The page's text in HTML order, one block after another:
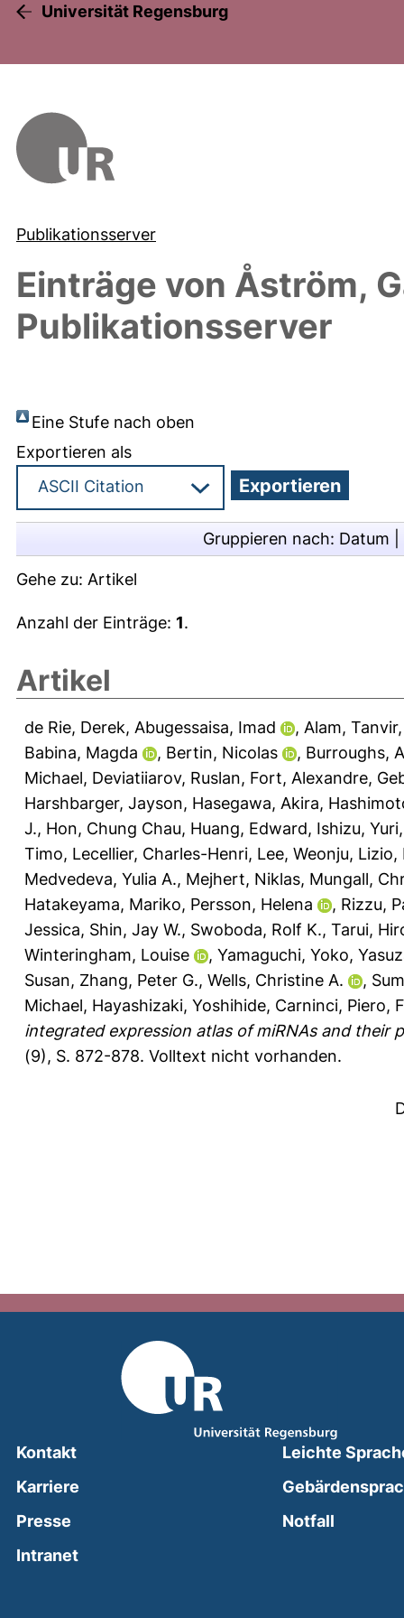
Universität Regensburg
Publikationsserver
Einträge von Åström,
Publikationsserver
Eine Stufe nach oben
Exportieren als
Gruppieren nach: Datum
Gehe zu: Artikel
Anzahl der Einträge: 1.
Artikel
de Rie, Derek, Abugessaisa, Imad , Alam, Tanvir
Babina, Magda
, Bertin, Nicolas , Burroughs,
Michael, Deviatiiarov, Ruslan, Fort, Alexandre,
Harshbarger, Jayson, Hasegawa, Akira,
J., Hon, Chung Chau, Huang, Edward, Ishizu, Yuri
Timo, Lecellier, Charles-Henri, Lee, Weonju, Lizio,
Medvedeva, Yulia A., Mejhert, Niklas, Mungall,
Hatakeyama, Mariko, Persson, Helena , Rizzu,
Jessica, Shin, Jay W., Swoboda, Rolf K., Tarui,
Winteringham, Louise
, Yamaguchi, Yoko,
Susan, Zhang, Peter G., Wells, Christine A. ,
Michael, Hayashizaki, Yoshihide, Carninci, Piero,
integrated expression atlas of miRNAs and their
(9), S. 872-878. Volltext nicht vorhanden.
Kontakt
Karriere
Presse
Intranet(external link, opens in a new window)
Leichte
Notfall